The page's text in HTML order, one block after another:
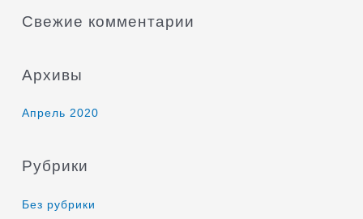
Свежие комментарии
Архивы
Апрель 2020
Рубрики
Без рубрики